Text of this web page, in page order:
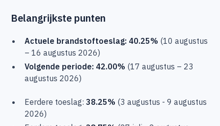
Belangrijkste punten
Actuele brandstoftoeslag: 40.25% (10 augustus
– 16 augustus 2026)
Volgende periode: 42.00% (17 augustus – 23
augustus 2026)
Eerdere toeslag:38.25% (3 augustus - 9 augustus
2026)